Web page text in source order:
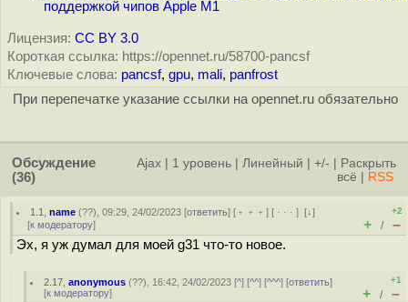
поддержкой чипов Apple M1
Лицензия: CC BY 3.0
Короткая ссылка: https://opennet.ru/58700-pancsf
Ключевые слова: pancsf, gpu, mali, panfrost
При перепечатке указание ссылки на opennet.ru обязательно
Обсуждение
(36)
Ajax 1 уровень Линейный +/-
Раскрыть
всё
RSS
1.1 ,name (??), 09:29, 24/02/2023 [ответить] [ ﹢﹢﹢] [ · · ·][↓]
[к модератору]
+2
+ / –
Эх, я уж думал для моей g31 что-то новое.
2.17 ,anonymous (??), 16:42, 24/02/2023 [^] [^^] [^^^] [ответить]
[к модератору]
+1
+ / –